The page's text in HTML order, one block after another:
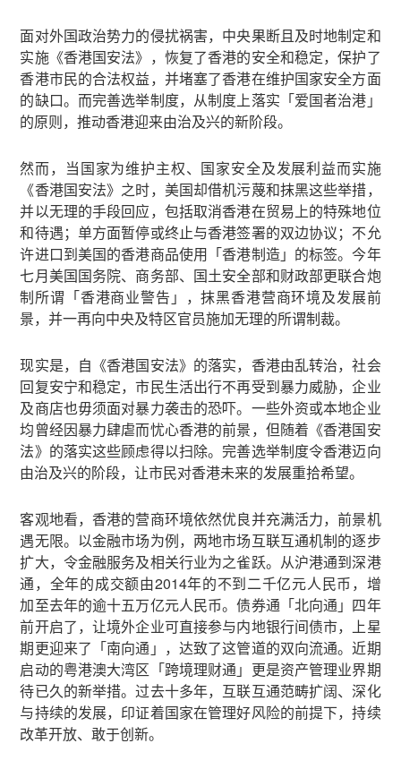
面对外国政治势力的侵扰祸害，中央果断且及时地制定和
实施《香港国安法》，恢复了香港的安全和稳定，保护了
香港市民的合法权益，并堵塞了香港在维护国家安全方面
的缺口。而完善选举制度，从制度上落实「爱国者治港」
的原则，推动香港迎来由治及兴的新阶段。
然而，当国家为维护主权、国家安全及发展利益而实施
《香港国安法》之时，美国却借机污蔑和抹黑这些举措，
并以无理的手段回应，包括取消香港在贸易上的特殊地位
和待遇；单方面暂停或终止与香港签署的双边协议；不允
许进口到美国的香港商品使用「香港制造」的标签。今年
七月美国国务院、商务部、国土安全部和财政部更联合炮
制所谓「香港商业警告」，抹黑香港营商环境及发展前
景，并一再向中央及特区官员施加无理的所谓制裁。
现实是，自《香港国安法》的落实，香港由乱转治，社会
回复安宁和稳定，市民生活出行不再受到暴力威胁，企业
及商店也毋须面对暴力袭击的恐吓。一些外资或本地企业
均曾经因暴力肆虐而忧心香港的前景，但随着《香港国安
法》的落实这些顾虑得以扫除。完善选举制度令香港迈向
由治及兴的阶段，让市民对香港未来的发展重拾希望。
客观地看，香港的营商环境依然优良并充满活力，前景机
遇无限。以金融市场为例，两地市场互联互通机制的逐步
扩大，令金融服务及相关行业为之雀跃。从沪港通到深港
通，全年的成交额由2014年的不到二千亿元人民币，增
加至去年的逾十五万亿元人民币。债券通「北向通」四年
前开启了，让境外企业可直接参与内地银行间债市，上星
期更迎来了「南向通」，达致了这管道的双向流通。近期
启动的粤港澳大湾区「跨境理财通」更是资产管理业界期
待已久的新举措。过去十多年，互联互通范畴扩阔、深化
与持续的发展，印证着国家在管理好风险的前提下，持续
改革开放、敢于创新。